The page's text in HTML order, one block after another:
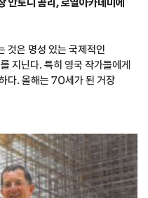
토니 곰리, 로열아카데미에
것은 명성 있는 국제적인
지닌다. 특히 영국 작가들에게
다. 올해는 70세가 된 거장